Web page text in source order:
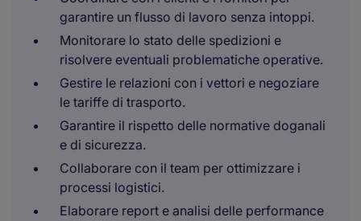
garantire un flusso di lavoro senza intoppi.
Monitorare lo stato delle spedizioni e
risolvere eventuali problematiche operative.
Gestire le relazioni con i vettori e negoziare
le tariffe di trasporto.
Garantire il rispetto delle normative doganali
e di sicurezza.
Collaborare con il team per ottimizzare i
processi logistici.
Elaborare report e analisi delle performance